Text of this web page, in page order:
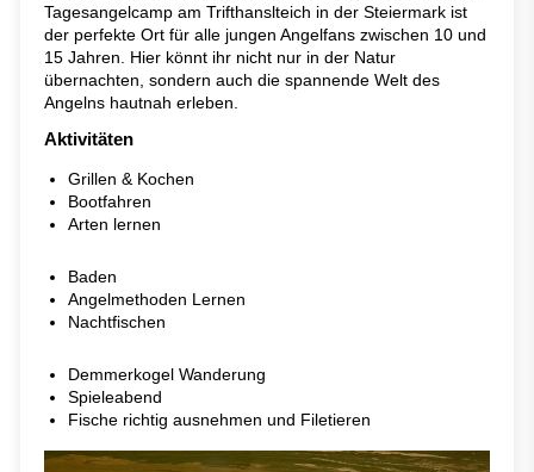
Tagesangelcamp am Trifthanslteich in der Steiermark ist
der perfekte Ort für alle jungen Angelfans zwischen 10 und
15 Jahren. Hier könnt ihr nicht nur in der Natur
übernachten, sondern auch die spannende Welt des
Angelns hautnah erleben.
Aktivitäten
Grillen & Kochen
Bootfahren
Arten lernen
Baden
Angelmethoden Lernen
Nachtfischen
Demmerkogel Wanderung
Spieleabend
Fische richtig ausnehmen und Filetieren